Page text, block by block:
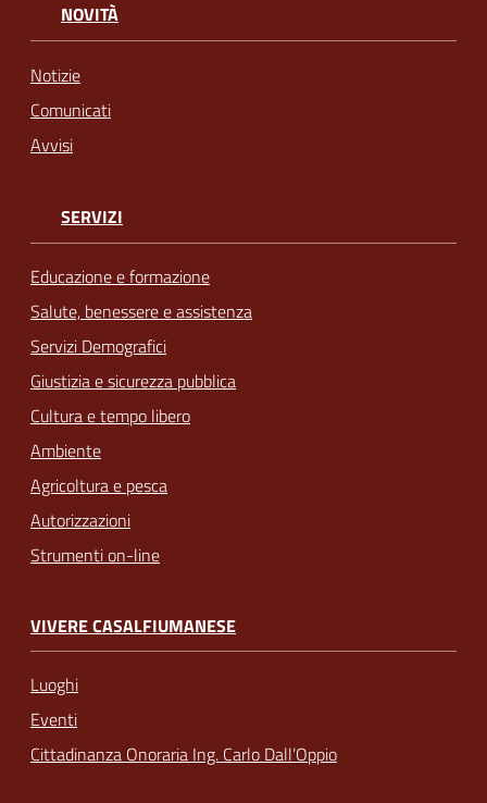
NOVITÀ
Notizie
Comunicati
Avvisi
SERVIZI
Educazione e formazione
Salute, benessere e assistenza
Servizi Demografici
Giustizia e sicurezza pubblica
Cultura e tempo libero
Ambiente
Agricoltura e pesca
Autorizzazioni
Strumenti on-line
VIVERE CASALFIUMANESE
Luoghi
Eventi
Cittadinanza Onoraria Ing. Carlo Dall’Oppio